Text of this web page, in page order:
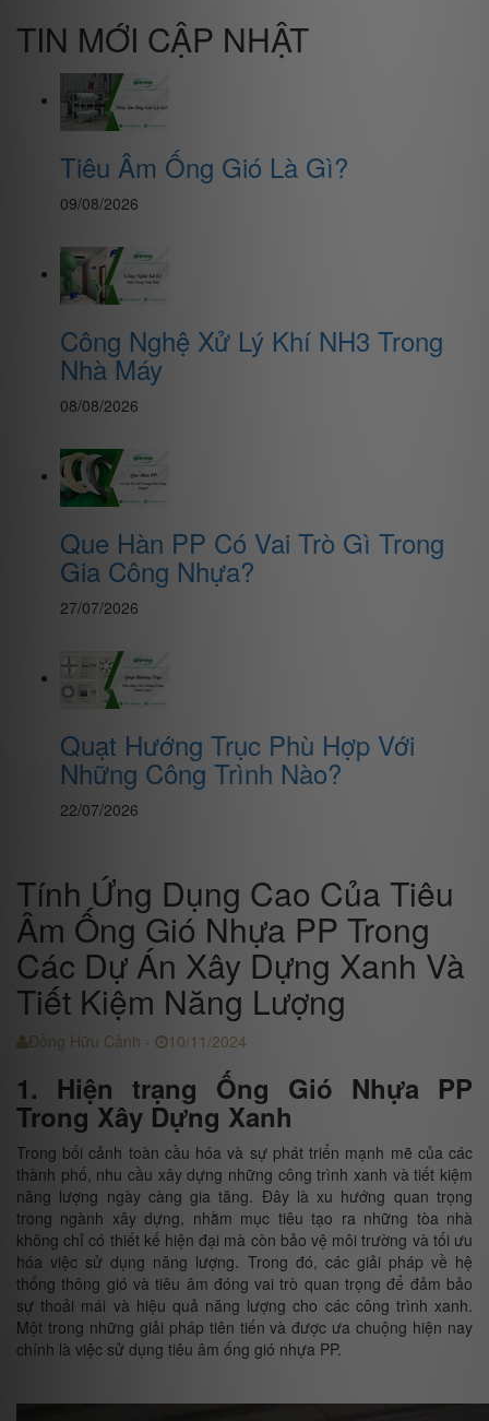
TIN MỚI CẬP NHẬT
Tiêu Âm Ống Gió Là Gì?
09/08/2026
Công Nghệ Xử Lý Khí NH3 Trong
Nhà Máy
08/08/2026
Que Hàn PP Có Vai Trò Gì Trong
Gia Công Nhựa?
27/07/2026
Quạt Hướng Trục Phù Hợp Với
Những Công Trình Nào?
22/07/2026
Tính Ứng Dụng Cao Của Tiêu
Âm Ống Gió Nhựa PP Trong
Các Dự Án Xây Dựng Xanh Và
Tiết Kiệm Năng Lượng
Đồng Hữu Cảnh - 10/11/2024
1. Hiện trạng Ống Gió Nhựa PP
Trong Xây Dựng Xanh
Trong bối cảnh toàn cầu hóa và sự phát triển mạnh mẽ của các
thành phố, nhu cầu xây dựng những công trình xanh và tiết kiệm
năng lượng ngày càng gia tăng. Đây là xu hướng quan trọng
trong ngành xây dựng, nhằm mục tiêu tạo ra những tòa nhà
không chỉ có thiết kế hiện đại mà còn bảo vệ môi trường và tối ưu
hóa việc sử dụng năng lượng. Trong đó, các giải pháp về hệ
thống thông gió và tiêu âm đóng vai trò quan trọng để đảm bảo
sự thoải mái và hiệu quả năng lượng cho các công trình xanh.
Một trong những giải pháp tiên tiến và được ưa chuộng hiện nay
chính là việc sử dụng tiêu âm ống gió nhựa PP.